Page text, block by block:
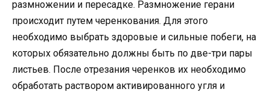
размножении и пересадке. Размножение герани
происходит путем черенкования. Для этого
необходимо выбрать здоровые и сильные побеги, на
которых обязательно должны быть по две-три пары
листьев. После отрезания черенков их необходимо
обработать раствором активированного угля и